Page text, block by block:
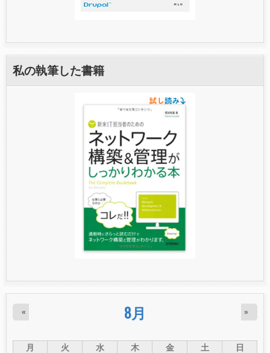
私の執筆した書籍
8月
« »
月 火 水 木 金 土
日